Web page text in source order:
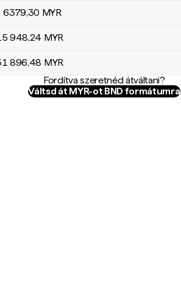
6379,30 MYR
948,24 MYR
896,48 MYR
Fordítva szeretnéd átváltani?
Váltsd át MYR-ot BND formátumra